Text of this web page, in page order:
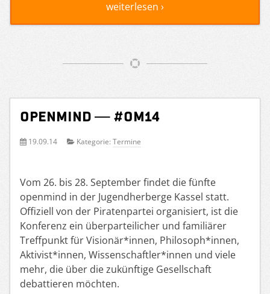
weiterlesen ›
openmind — #om14
19.09.14 Kategorie: Termine
Vom 26. bis 28. September findet die fünfte
openmind in der Jugendherberge Kassel statt.
Offiziell von der Piratenpartei organisiert, ist die
Konferenz ein überparteilicher und familiärer
Treffpunkt für Visionär*innen, Philosoph*innen,
Aktivist*innen, Wissenschaftler*innen und viele
mehr, die über die zukünftige Gesellschaft
debattieren möchten.